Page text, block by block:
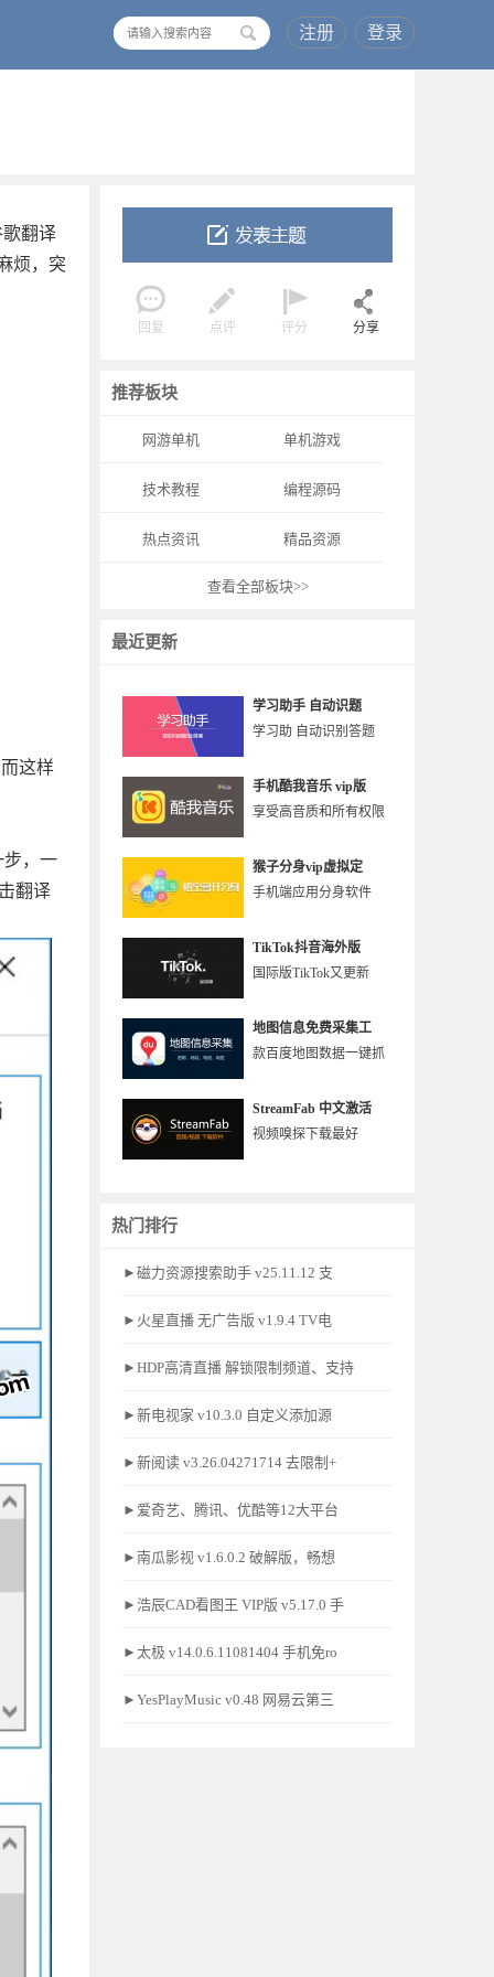
注册 登录
回复 点评 评分 分享
推荐板块
网游单机 单机游戏
技术教程 编程源码
热点资讯 精品资源
查看全部板块>>
最近更新
学习助手 自动识题
学习助 自动识别答题
手机酷我音乐 vip版
享受高音质和所有权限
猴子分身vip虚拟定
手机端应用分身软件
TikTok抖音海外版
国际版TikTok又更新
地图信息免费采集工
款百度地图数据一键抓
StreamFab 中文激活
视频嗅探下载最好
热门排行
►磁力资源搜索助手 v25.11.12 支
►火星直播 无广告版 v1.9.4 TV电
►HDP高清直播 解锁限制频道、支持
►新电视家 v10.3.0 自定义添加源
►新阅读 v3.26.04271714 去限制+
►爱奇艺、腾讯、优酷等12大平台
►南瓜影视 v1.6.0.2 破解版，畅想
►浩辰CAD看图王 VIP版 v5.17.0 手
►太极 v14.0.6.11081404 手机免ro
►YesPlayMusic v0.48 网易云第三
歌翻译
烦，突
这样
步，一
翻译